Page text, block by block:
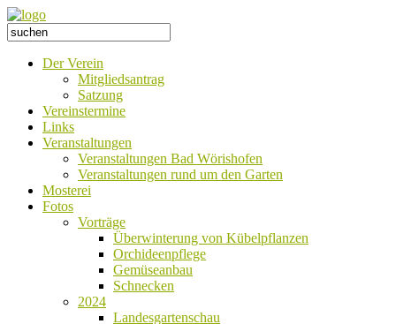
Der Verein
Mitgliedsantrag
Satzung
Vereinstermine
Links
Veranstaltungen
Veranstaltungen Bad Wörishofen
Veranstaltungen rund um den Garten
Mosterei
Fotos
Vorträge
Überwinterung von Kübelpflanzen
Orchideenpflege
Gemüseanbau
Schnecken
2024
Landesgartenschau